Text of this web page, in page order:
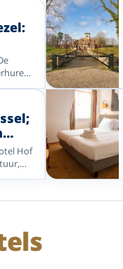
per
tot
Hof